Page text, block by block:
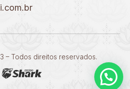
– Todos direitos reservados.
Precisa de ajuda?